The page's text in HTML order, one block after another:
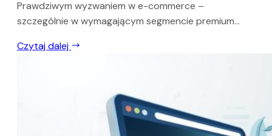
Prawdziwym wyzwaniem w e-commerce –
szczególnie w wymagającym segmencie premium...
Czytaj dalej